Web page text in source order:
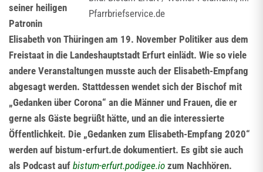
Pfarrbriefservice.de
seiner heiligen
Patronin
Elisabeth von Thüringen am 19. November Politiker aus dem
Freistaat in die Landeshauptstadt Erfurt einlädt. Wie so viele
andere Veranstaltungen musste auch der Elisabeth-Empfang
abgesagt werden. Stattdessen wendet sich der Bischof mit
„Gedanken über Corona“ an die Männer und Frauen, die er
gerne als Gäste begrüßt hätte, und an die interessierte
Öffentlichkeit. Die „Gedanken zum Elisabeth-Empfang 2020“
werden auf bistum-erfurt.de dokumentiert. Es gibt sie auch
als Podcast auf bistum-erfurt.podigee.io zum Nachhören.